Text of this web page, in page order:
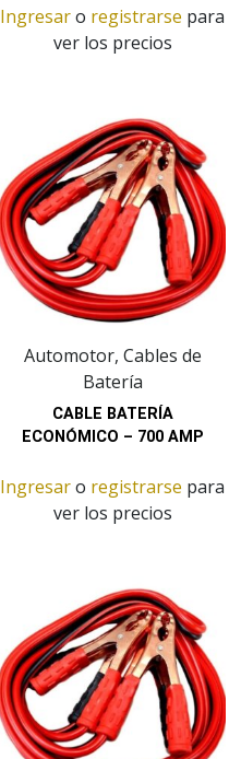
Ingresaro registrarse para
ver los precios
Automotor, Cables de
Batería
CABLE BATERÍA
ECONÓMICO – 700 AMP
Ingresaro registrarse para
ver los precios